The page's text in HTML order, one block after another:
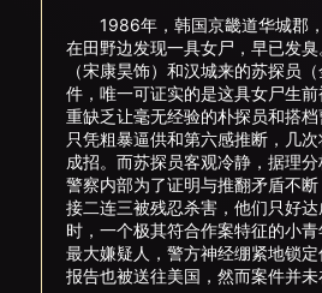
1986年，韩国京畿道华城郡，
在田野边发现一具女尸，早已发
（宋康昊饰）和汉城来的苏探员
件，唯一可证实的是这具女尸生
重缺乏让毫无经验的朴探员和搭档
只凭粗暴逼供和第六感推断，几
成招。而苏探员客观冷静，据理分
警察内部为了证明与推翻矛盾不
接二连三被残忍杀害，他们只好
时，一个极其符合作案特征的小
最大嫌疑人，警方神经绷紧地锁
报告也被送往美国，然而案件并未